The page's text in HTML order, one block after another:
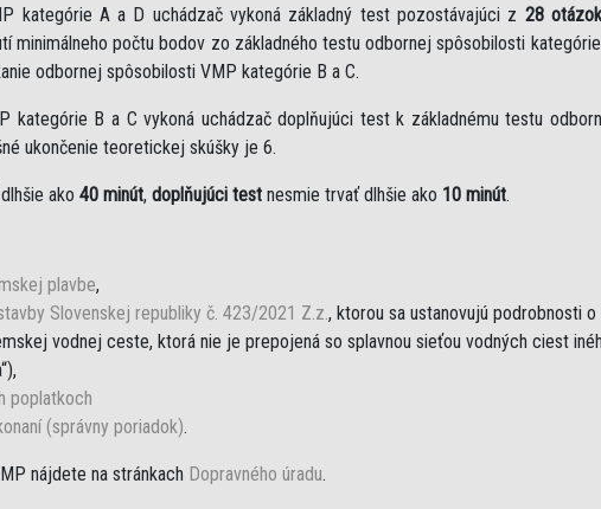
kategórie A a D uchádzač vykoná základný test pozostávajúci z 28 otázok
minimálneho počtu bodov zo základného testu odbornej spôsobilosti
odbornej spôsobilosti VMP kategórie B a C.
kategórie B a C vykoná uchádzač doplňujúci test k základnému testu
ukončenie teoretickej skúšky je 6.
ako 40 minút, doplňujúci test nesmie trvať dlhšie ako 10 minút.
plavbe,
Slovenskej republiky č. 423/2021 Z.z., ktorou sa ustanovujú podrobnosti
vodnej ceste, ktorá nie je prepojená so splavnou sieťou vodných ciest
poplatkoch
(správny poriadok).
nájdete na stránkach Dopravného úradu.